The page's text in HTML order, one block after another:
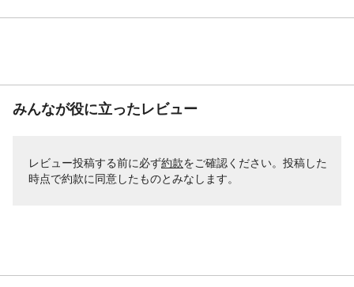
みんなが役に立ったレビュー
レビュー投稿する前に必ず約款をご確認ください。投稿した
時点で約款に同意したものとみなします。